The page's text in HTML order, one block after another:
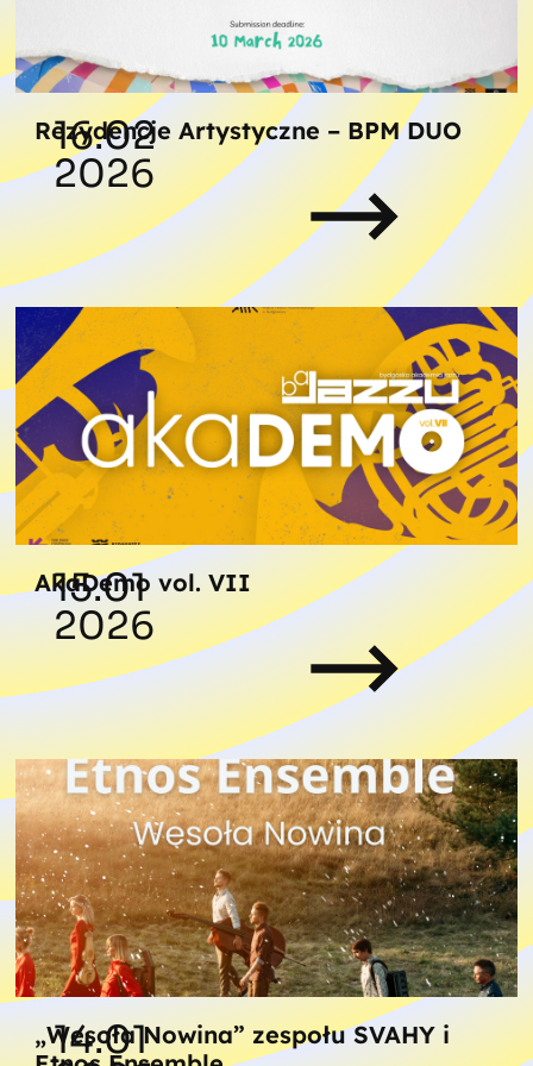
Rezydencje Artystyczne – BPM DUO
16.02
2026
AkaDemo vol. VII
15.01
2026
„Wesoła Nowina” zespołu SVAHY i
14.01